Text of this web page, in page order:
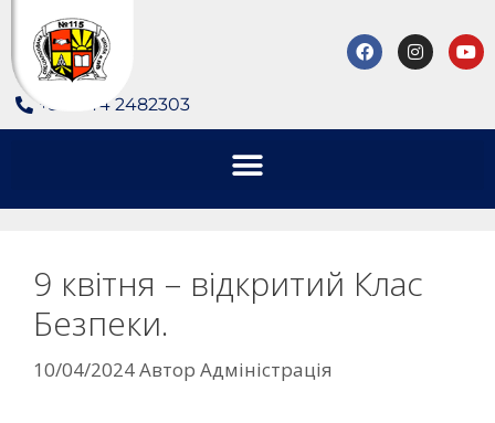
+380 44 2482303
9 квітня – відкритий Клас
Безпеки.
10/04/2024Автор Адміністрація